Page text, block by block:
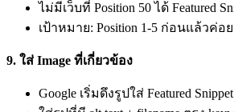
ไม่มีเว็บที่ Position 50 ได้ Featured
เป้าหมาย: Position 1-5 ก่อนแล้วค่อย
9. ใส่ Image ที่เกี่ยวข้อง
Google เริ่มดึงรูปใส่ Featured